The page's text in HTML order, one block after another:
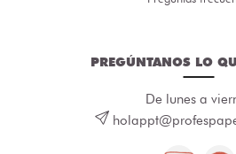
PREGÚNTANOS LO
De lunes a